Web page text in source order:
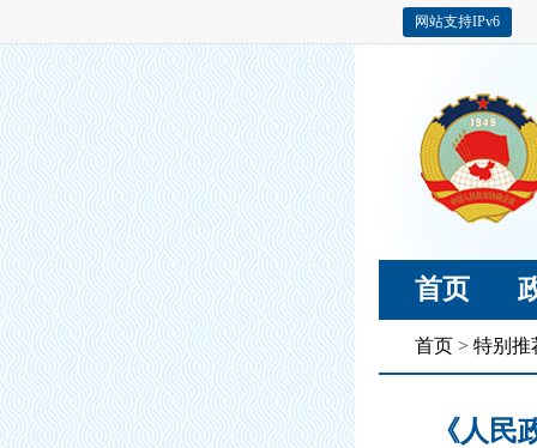
网站支持IPv6
首页
首页 > 特别推
《人